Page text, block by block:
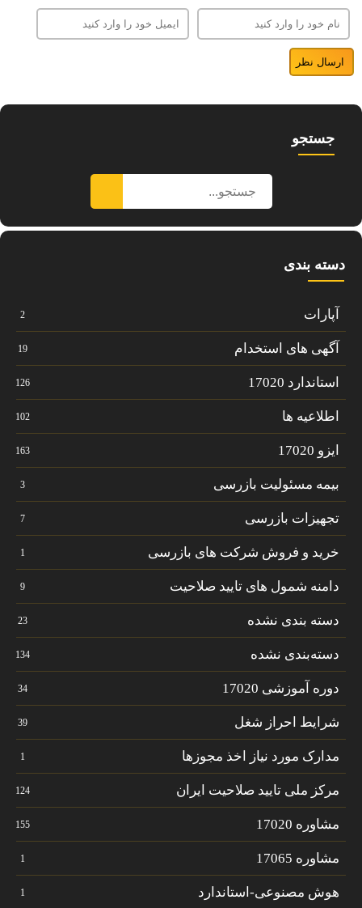
جستجو
دسته بندی
آپارات 2
آگهی های استخدام 19
استاندارد 17020 126
اطلاعیه ها 102
ایزو 17020 163
بیمه مسئولیت بازرسی 3
تجهیزات بازرسی 7
خرید و فروش شرکت های بازرسی 1
دامنه شمول های تایید صلاحیت 9
دسته بندی نشده 23
دسته‌بندی نشده 134
دوره آموزشی 17020 34
شرایط احراز شغل 39
مدارک مورد نیاز اخذ مجوزها 1
مرکز ملی تایید صلاحیت ایران 124
مشاوره 17020 155
مشاوره 17065 1
هوش مصنوعی-استاندارد 1